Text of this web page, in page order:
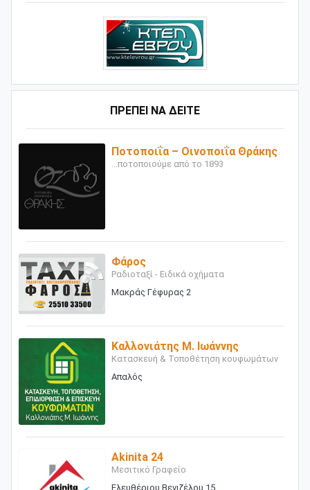
ΠΡΕΠΕΙ ΝΑ ΔΕΙΤΕ
Ποτοποιΐα – Οινοποιΐα Θράκης
...ποτοποιούμε από το 1893
Φάρος
Ραδιοταξί - Ειδικά οχήματα
Μακράς Γέφυρας 2
Καλλονιάτης Μ. Ιωάννης
Κατασκευή & Τοποθέτηση κουφωμάτων
Απαλός
Akinita 24
Μεσιτικό Γραφείο
Ελευθέριου Βενιζέλου 15